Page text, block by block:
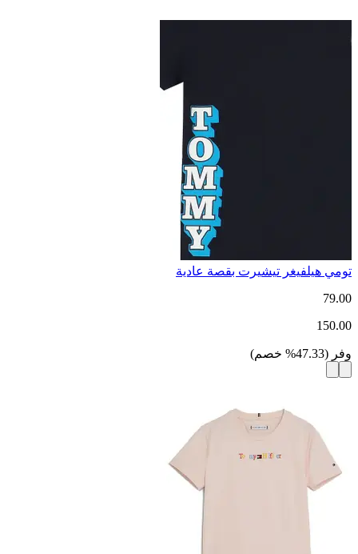
تومي هيلفيغر تيشيرت بقصة عادية
79.00
150.00
وفر (
47.33
% خصم)